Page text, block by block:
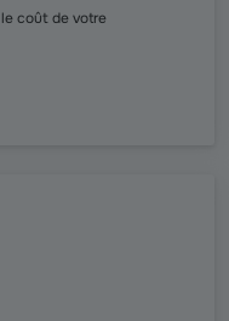
coût de votre